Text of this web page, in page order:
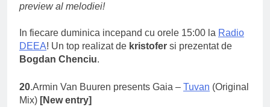
preview al melodiei!
In fiecare duminica incepand cu orele 15:00 la Radio
DEEA! Un top realizat de kristofer si prezentat de
Bogdan Chenciu.
20.Armin Van Buuren presents Gaia – Tuvan (Original
Mix) [New entry]